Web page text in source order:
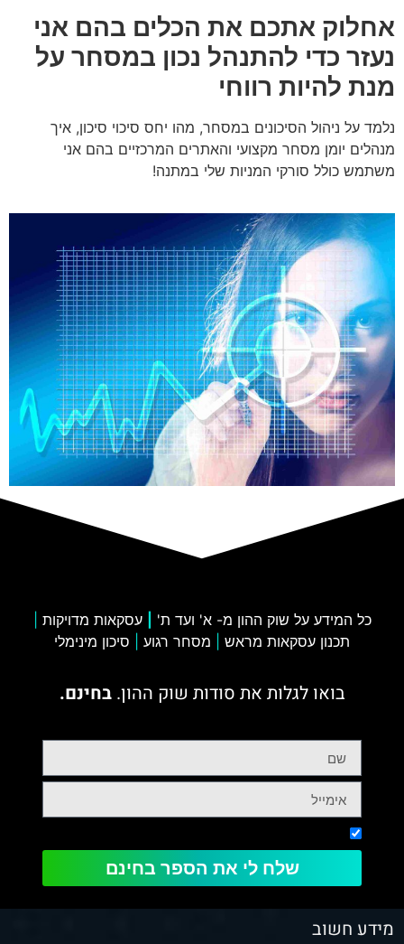
אחלוק אתכם את הכלים בהם אני
נעזר כדי להתנהל נכון במסחר על
מנת להיות רווחי
נלמד על ניהול הסיכונים במסחר, מהו יחס סיכוי סיכון, איך
מנהלים יומן מסחר מקצועי והאתרים המרכזיים בהם אני
משתמש כולל סורקי המניות שלי במתנה!
כל המידע על שוק ההון מ- א' ועד ת' עסקאות מדויקות
תכנון עסקאות מראש
מסחר רגוע סיכון מינימלי
בואו לגלות את סודות שוק ההון. בחינם.
שלח לי את הספר בחינם
מידע חשוב